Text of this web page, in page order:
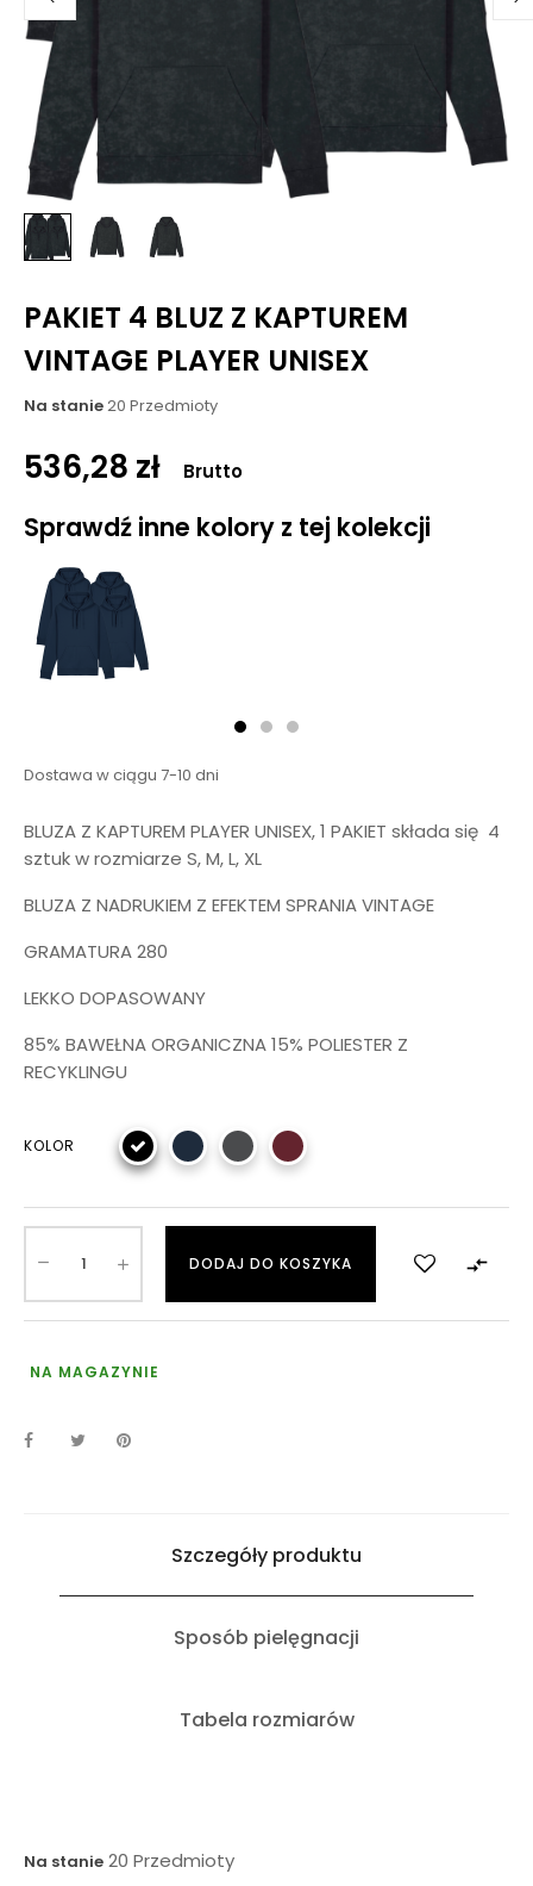
PAKIET 4 BLUZ Z KAPTUREM
VINTAGE PLAYER UNISEX
Na stanie20 Przedmioty
536,28 zł Brutto
Sprawdź inne kolory z tej kolekcji
Dostawa w ciągu 7-10 dni
BLUZA Z KAPTUREM PLAYER UNISEX, 1 PAKIET składa się 4
sztuk w rozmiarze S, M, L, XL
BLUZA Z NADRUKIEM Z EFEKTEM SPRANIA VINTAGE
GRAMATURA 280
LEKKO DOPASOWANY
85% BAWEŁNA ORGANICZNA 15% POLIESTER Z
RECYKLINGU
KOLOR
DODAJ DO KOSZYKA 
NA MAGAZYNIE
Szczegóły produktu
Sposób pielęgnacji
Tabela rozmiarów
Na stanie 20 Przedmioty